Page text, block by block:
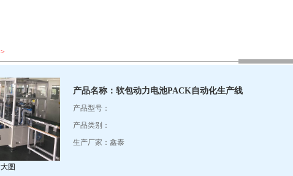
图
产品名称：软包动力电池PACK自动化生产线
产品型号：
产品类别：
生产厂家：鑫泰